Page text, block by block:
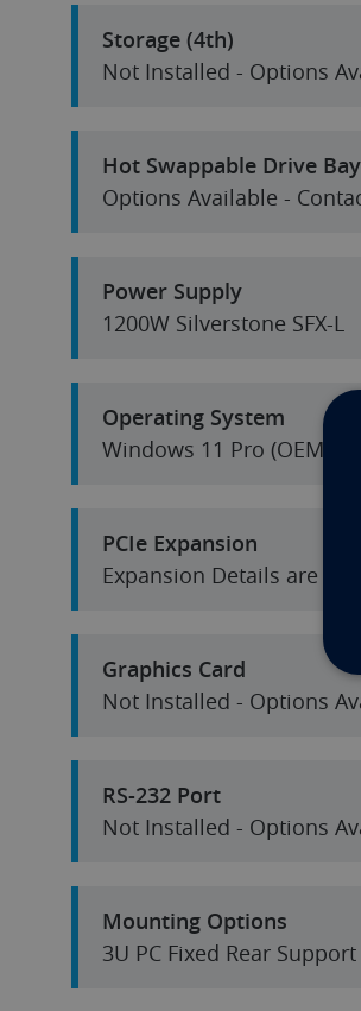
Storage (4th)
Not Installed - Options
Hot Swappable Drive
Options Available -
Power Supply
1200W Silverstone SFX-L
Operating System
Windows 11 Pro (OEM)
PCIe Expansion
Expansion Details are
Graphics Card
Not Installed - Options
RS-232 Port
Not Installed - Options
Mounting Options
3U PC Fixed Rear